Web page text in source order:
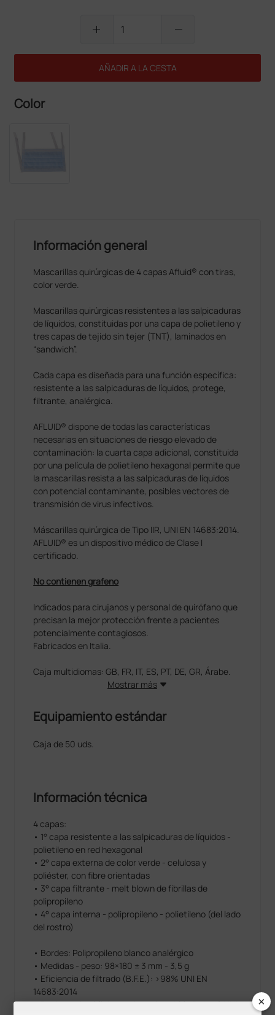
add remove
AÑADIR A LA CESTA
Color
Información general
Mascarillas quirúrgicas de 4 capas Afluid® con tiras,
color verde.
Mascarillas quirúrgicas resistentes a las salpicaduras
de líquidos, constituidas por una capa de polietileno y
tres capas de tejido sin tejer (TNT), laminados en
“sandwich”.
Cada capa es diseñada para una función específica:
resistente a las salpicaduras de líquidos, protege,
filtrante, analérgica.
AFLUID® dispone de todas las características
necesarias en situaciones de riesgo elevado de
contaminación: la cuarta capa adicional, constituida
por una película de polietileno hexagonal permite que
la mascarillas resista a las salpicaduras de líquidos
con potencial contaminante, posibles vectores de
transmisión de virus infectivos.
Máscarillas quirúrgica de Tipo IIR, UNI EN 14683:2014.
AFLUID® es un dispositivo médico de Clase I
certificado.
No contienen grafeno
Indicados para cirujanos y personal de quirófano que
precisan la mejor protección frente a pacientes
potencialmente contagiosos.
Fabricados en Italia.
Caja multidiomas: GB, FR, IT, ES, PT, DE, GR, Árabe.
Mostrar más
Equipamiento estándar
Caja de 50 uds.
Información técnica
4 capas:
• 1° capa resistente a las salpicaduras de líquidos -
polietileno en red hexagonal
• 2° capa externa de color verde - celulosa y
poliéster, con fibre orientadas
• 3° capa filtrante - melt blown de fibrillas de
polipropileno
• 4° capa interna - polipropileno - polietileno (del lado
del rostro)
• Bordes: Polipropileno blanco analérgico
• Medidas - peso: 98×180 ± 3 mm - 3,5 g
• Eficiencia de filtrado (B.F.E.): >98% UNI EN
14683:2014
• Resistencia al flujo respiratorio: <49% Pa/cm2 UNI
×